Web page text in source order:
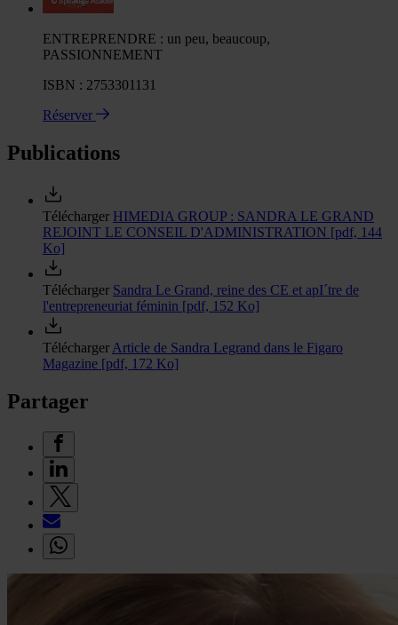
ENTREPRENDRE : un peu, beaucoup,
PASSIONNEMENT
ISBN : 2753301131
Réserver
Publications
Télécharger HIMEDIA GROUP : SANDRA LE GRAND
REJOINT LE CONSEIL D'ADMINISTRATION [pdf, 144
Ko]
Télécharger Sandra Le Grand, reine des CE et apI´tre de
l'entrepreneuriat féminin [pdf, 152 Ko]
Télécharger Article de Sandra Legrand dans le Figaro
Magazine [pdf, 172 Ko]
Partager